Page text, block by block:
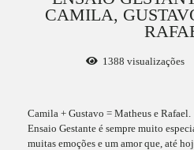
CAMILA,
1388 visualizações
Camila + Gustavo = Matheus e Rafael.
Ensaio Gestante é sempre muito
muitas emoções e um amor que, até